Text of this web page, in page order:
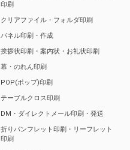
印刷
クリアファイル・フォルダ印刷
パネル印刷・作成
挨拶状印刷・案内状・お礼状印刷
幕・のれん印刷
POP(ポップ)印刷
テーブルクロス印刷
DM・ダイレクトメール印刷・発送
折りパンフレット印刷・リーフレット
印刷